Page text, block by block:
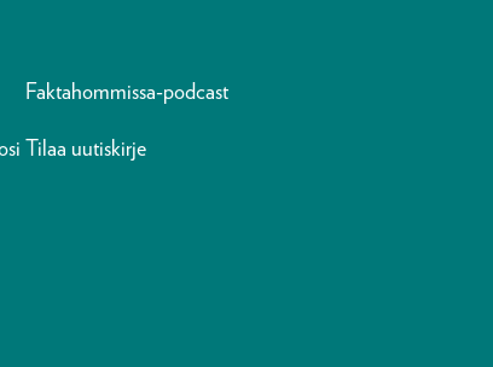
Faktahommissa-podcast
Tilaa uutiskirje